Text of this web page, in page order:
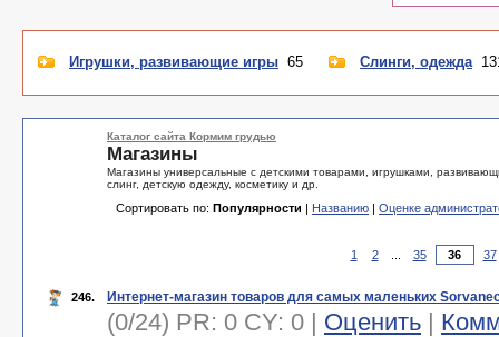
Игрушки, развивающие игры 65 Слинги, одежда
Каталог сайта Кормим грудью
Магазины
Магазины универсальные с детскими товарами, игрушками,
слинг, детскую одежду, косметику и др.
Сортировать по: Популярности | Названию | Оценке
1 2 35 37
246. Интернет-магазин товаров для самых маленьких
(0/24) PR: 0 CY: 0 | Оценить |